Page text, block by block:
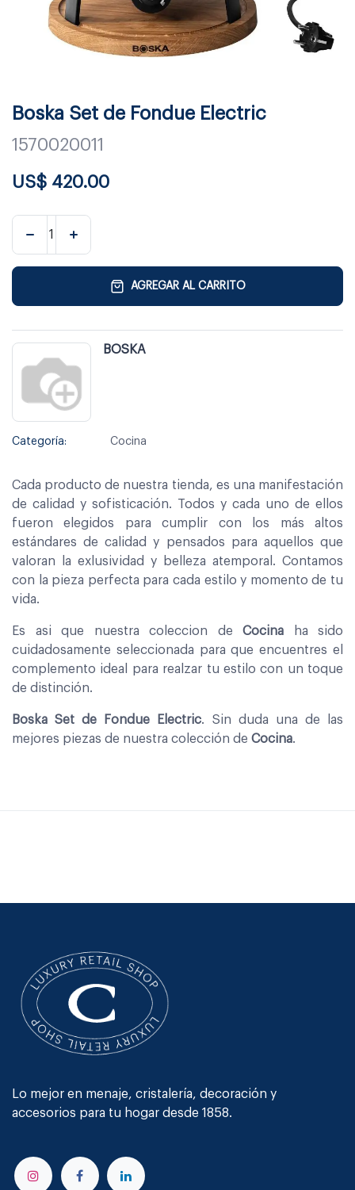
Boska Set de Fondue Electric
1570020011
US$ 420.00
AGREGAR AL CARRITO
BOSKA
Categoría: Cocina
Cada producto de nuestra tienda, es una manifestación
de calidad y sofisticación. Todos y cada uno de ellos
fueron elegidos para cumplir con los más altos
estándares de calidad y pensados para aquellos que
valoran la exlusividad y belleza atemporal. Contamos
con la pieza perfecta para cada estilo y momento de tu
vida.
Es asi que nuestra coleccion de Cocina ha sido
cuidadosamente seleccionada para que encuentres el
complemento ideal para realzar tu estilo con un toque
de distinción.
Boska Set de Fondue Electric. Sin duda una de las
mejores piezas de nuestra colección de Cocina.
Lo mejor en menaje, cristalería, decoración y
accesorios para tu hogar desde 1858.